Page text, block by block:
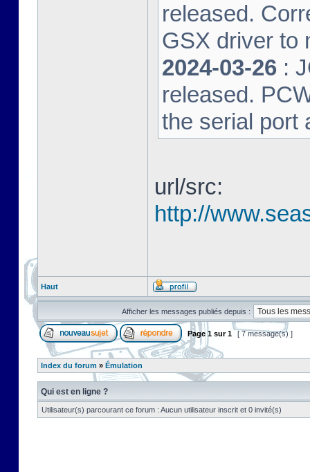
released.
GSX driver to
2024-03-26 :
released.
the serial port
url/src:
http://
Haut
Afficher les messages publiés depuis :
Page 1 sur1 [ 7 message(s) ]
Index du forum » Émulation
Qui est en ligne ?
Utilisateur(s) parcourant ce forum : Aucun utilisateur inscrit et 0 invité(s)